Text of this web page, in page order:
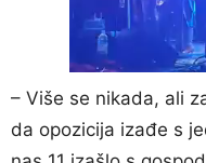
– Više se nikada, ali
da opozicija izađe s